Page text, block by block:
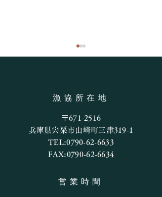
アマゴ釣果漁協所在地
〒671-2516
兵庫県宍粟市山崎町三津319-1
TEL:0790-62-6633
FAX:0790-62-6634
営業時間